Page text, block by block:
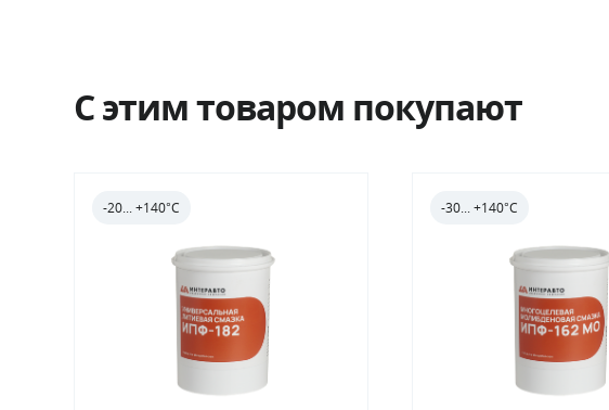
C этим товаром покупают
-20... +140°С -30... +140°С